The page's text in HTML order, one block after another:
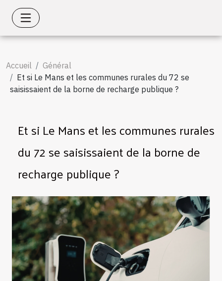
Accueil
Général
Et si Le Mans et les communes rurales du 72 se
saisissaient de la borne de recharge publique ?
Et si Le Mans et les communes rurales
du 72 se saisissaient de la borne de
recharge publique ?